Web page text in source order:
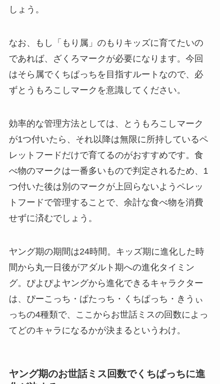
しょう。
なお、もし「もり属」のもりキッズに育てたいの
であれば、ざくろマークが必要になります。今回
はそら属でくちぱっちを目指すルートなので、必
ずとうもろこしマークを意識してください。
効率的な管理方法としては、とうもろこしマーク
が1つ付いたら、それ以降は無限に所持しているペ
レットフードだけで育てるのがおすすめです。食
べ物のマークは一番多いもので判定されるため、1
つ付いた後は別のマークが上回らないようペレッ
トフードで管理することで、余計な食べ物を消費
せずに済むでしょう。
ヤング期の期間は24時間。キッズ期に進化した時
間から丸一日後がアダルト期への進化タイミン
グ。ぴよぴよヤングから進化できるキャラクター
は、ぴーこっち・ぱたっち・くちぱっち・きうぃ
っちの4種類で、ここからお世話ミスの回数によっ
てどのキャラになるかが決まるというわけ。
ヤング期のお世話ミス回数でくちぱっちに進